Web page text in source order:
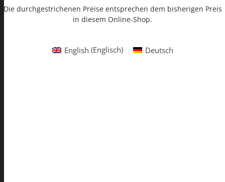
Die durchgestrichenen Preise entsprechen dem bisherigen Preis
in diesem Online-Shop.
English (Englisch) Deutsch